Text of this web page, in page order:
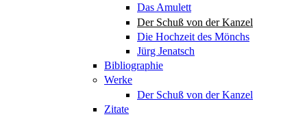
Das Amulett
Der Schuß von der Kanzel
Die Hochzeit des Mönchs
Jürg Jenatsch
Bibliographie
Werke
Der Schuß von der Kanzel
Zitate